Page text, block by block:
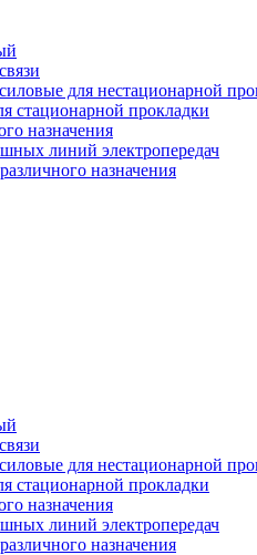
для нестационарной
стационарной прокладки
назначения
линий электропередач
назначения
для нестационарной
стационарной прокладки
назначения
линий электропередач
назначения